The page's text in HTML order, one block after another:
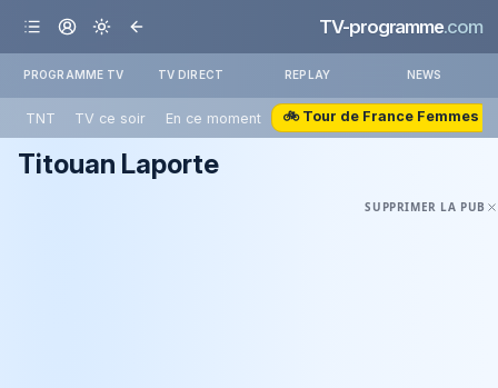
TV-programme.com
PROGRAMME TV TV DIRECT REPLAY NEWS
TNT TV ce soir En ce moment 🚲 Tour de France Femmes
Titouan Laporte
SUPPRIMER LA PUB